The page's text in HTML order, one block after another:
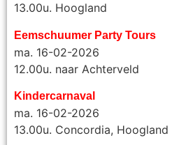
13.00u. Hoogland
Eemschuumer Party Tours
ma. 16-02-2026
12.00u. naar Achterveld
Kindercarnaval
ma. 16-02-2026
13.00u. Concordia, Hoogland